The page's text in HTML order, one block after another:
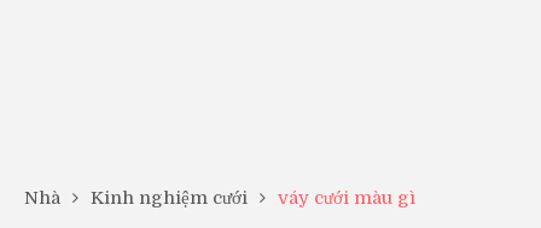
Nhà Kinh nghiệm cưới váy cưới màu gì